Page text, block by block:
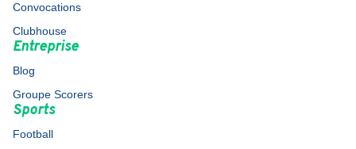
Convocations
Clubhouse
Entreprise
Blog
Groupe Scorers
Sports
Football